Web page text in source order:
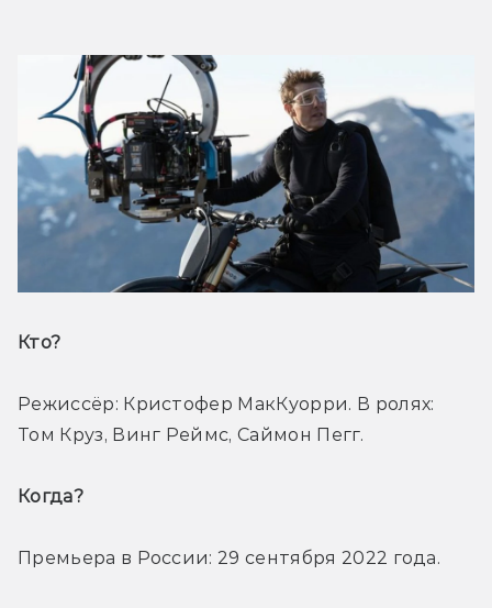
Кто?
Режиссёр: Кристофер МакКуорри. В ролях:
Том Круз, Винг Реймс, Саймон Пегг.
Когда?
Премьера в России: 29 сентября 2022 года.